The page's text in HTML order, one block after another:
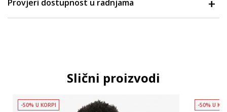
Provjeri dostupnost u radnjama
Slični proizvodi
-50% U KORPI -50% U